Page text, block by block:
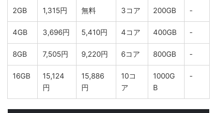
2GB 1,315円 無料 3コア 200GB -
4GB 3,696円 5,410円 4コア 400GB -
8GB 7,505円 9,220円 6コア 800GB -
16GB
15,124
円
15,886
円
10コ
ア
1000G
B
-